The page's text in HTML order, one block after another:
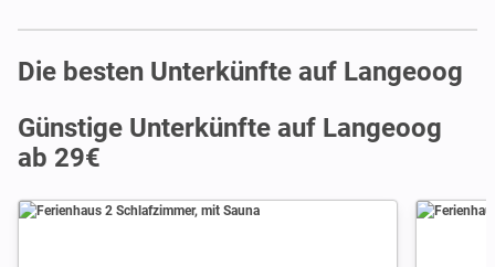
Die besten Unterkünfte auf Langeoog
Günstige Unterkünfte auf Langeoog
ab 29€